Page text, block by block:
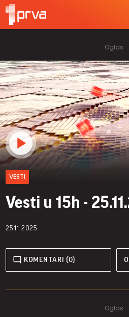
VESTI
Vesti u 15h -
25.11.2025.
KOMENTARI (0)